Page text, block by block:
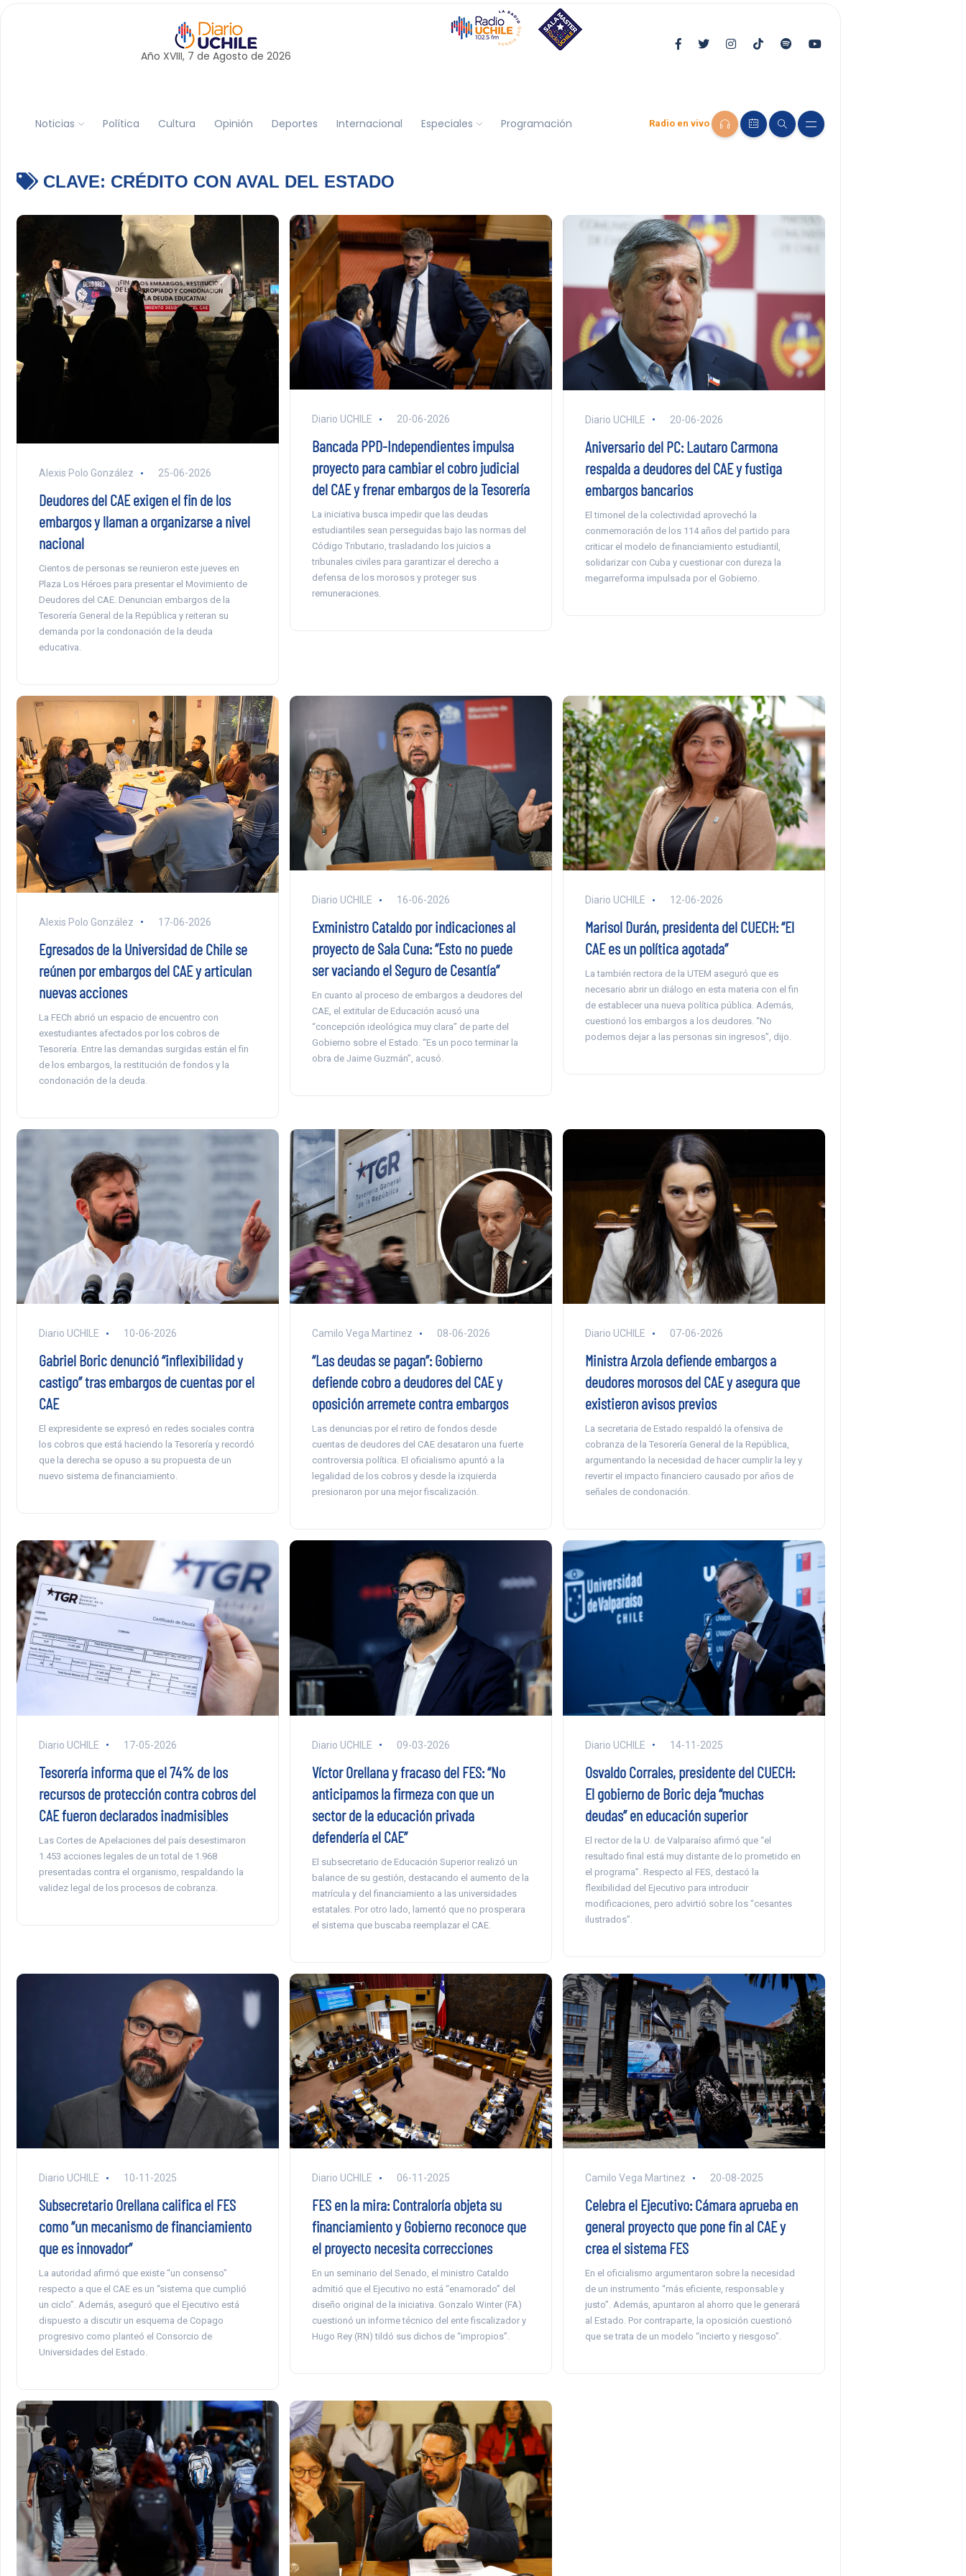
Año XVIII, 7 de Agosto de 2026
Noticias Política Cultura Opinión Deportes Internacional Especiales Programación Radio en vivo
CLAVE: CRÉDITO CON AVAL DEL ESTADO
Alexis Polo González 25-06-2026
Deudores del CAE exigen el fin de los
embargos y llaman a organizarse a nivel
nacional
Cientos de personas se reunieron este jueves en
Plaza Los Héroes para presentar el Movimiento de
Deudores del CAE. Denuncian embargos de la
Tesorería General de la República y reiteran su
demanda por la condonación de la deuda
educativa.
Diario UCHILE 20-06-2026
Bancada PPD-Independientes impulsa
proyecto para cambiar el cobro judicial
del CAE y frenar embargos de la Tesorería
La iniciativa busca impedir que las deudas
estudiantiles sean perseguidas bajo las normas del
Código Tributario, trasladando los juicios a
tribunales civiles para garantizar el derecho a
defensa de los morosos y proteger sus
remuneraciones.
Diario UCHILE 20-06-2026
Aniversario del PC: Lautaro Carmona
respalda a deudores del CAE y fustiga
embargos bancarios
El timonel de la colectividad aprovechó la
conmemoración de los 114 años del partido para
criticar el modelo de financiamiento estudiantil,
solidarizar con Cuba y cuestionar con dureza la
megarreforma impulsada por el Gobierno.
Alexis Polo González 17-06-2026
Egresados de la Universidad de Chile se
reúnen por embargos del CAE y articulan
nuevas acciones
La FECh abrió un espacio de encuentro con
exestudiantes afectados por los cobros de
Tesorería. Entre las demandas surgidas están el fin
de los embargos, la restitución de fondos y la
condonación de la deuda.
Diario UCHILE 16-06-2026
Exministro Cataldo por indicaciones al
proyecto de Sala Cuna: “Esto no puede
ser vaciando el Seguro de Cesantía”
En cuanto al proceso de embargos a deudores del
CAE, el extitular de Educación acusó una
“concepción ideológica muy clara” de parte del
Gobierno sobre el Estado. “Es un poco terminar la
obra de Jaime Guzmán”, acusó.
Diario UCHILE 12-06-2026
Marisol Durán, presidenta del CUECH: “El
CAE es un política agotada”
La también rectora de la UTEM aseguró que es
necesario abrir un diálogo en esta materia con el fin
de establecer una nueva política pública. Además,
cuestionó los embargos a los deudores. “No
podemos dejar a las personas sin ingresos”, dijo.
Diario UCHILE 10-06-2026
Gabriel Boric denunció “inflexibilidad y
castigo” tras embargos de cuentas por el
CAE
El expresidente se expresó en redes sociales contra
los cobros que está haciendo la Tesorería y recordó
que la derecha se opuso a su propuesta de un
nuevo sistema de financiamiento.
Camilo Vega Martinez 08-06-2026
“Las deudas se pagan”: Gobierno
defiende cobro a deudores del CAE y
oposición arremete contra embargos
Las denuncias por el retiro de fondos desde
cuentas de deudores del CAE desataron una fuerte
controversia política. El oficialismo apuntó a la
legalidad de los cobros y desde la izquierda
presionaron por una mejor fiscalización.
Diario UCHILE 07-06-2026
Ministra Arzola defiende embargos a
deudores morosos del CAE y asegura que
existieron avisos previos
La secretaria de Estado respaldó la ofensiva de
cobranza de la Tesorería General de la República,
argumentando la necesidad de hacer cumplir la ley y
revertir el impacto financiero causado por años de
señales de condonación.
Diario UCHILE 17-05-2026
Tesorería informa que el 74% de los
recursos de protección contra cobros del
CAE fueron declarados inadmisibles
Las Cortes de Apelaciones del país desestimaron
1.453 acciones legales de un total de 1.968
presentadas contra el organismo, respaldando la
validez legal de los procesos de cobranza.
Diario UCHILE 09-03-2026
Víctor Orellana y fracaso del FES: “No
anticipamos la firmeza con que un
sector de la educación privada
defendería el CAE”
El subsecretario de Educación Superior realizó un
balance de su gestión, destacando el aumento de la
matrícula y del financiamiento a las universidades
estatales. Por otro lado, lamentó que no prosperara
el sistema que buscaba reemplazar el CAE.
Diario UCHILE 14-11-2025
Osvaldo Corrales, presidente del CUECH:
El gobierno de Boric deja “muchas
deudas” en educación superior
El rector de la U. de Valparaíso afirmó que “el
resultado final está muy distante de lo prometido en
el programa”. Respecto al FES, destacó la
flexibilidad del Ejecutivo para introducir
modificaciones, pero advirtió sobre los “cesantes
ilustrados”.
Diario UCHILE 10-11-2025
Subsecretario Orellana califica el FES
como “un mecanismo de financiamiento
que es innovador”
La autoridad afirmó que existe “un consenso”
respecto a que el CAE es un “sistema que cumplió
un ciclo”. Además, aseguró que el Ejecutivo está
dispuesto a discutir un esquema de Copago
progresivo como planteó el Consorcio de
Universidades del Estado.
Diario UCHILE 06-11-2025
FES en la mira: Contraloría objeta su
financiamiento y Gobierno reconoce que
el proyecto necesita correcciones
En un seminario del Senado, el ministro Cataldo
admitió que el Ejecutivo no está “enamorado” del
diseño original de la iniciativa. Gonzalo Winter (FA)
cuestionó un informe técnico del ente fiscalizador y
Hugo Rey (RN) tildó sus dichos de “impropios”.
Camilo Vega Martinez 20-08-2025
Celebra el Ejecutivo: Cámara aprueba en
general proyecto que pone fin al CAE y
crea el sistema FES
En el oficialismo argumentaron sobre la necesidad
de un instrumento “más eficiente, responsable y
justo”. Además, apuntaron al ahorro que le generará
al Estado. Por contraparte, la oposición cuestionó
que se trata de un modelo “incierto y riesgoso”.